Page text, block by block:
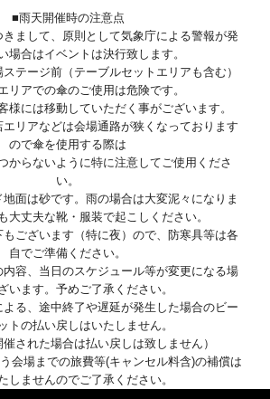
■雨天開催時の注意点
きまして、原則として気象庁による警報が発
場合はイベントは決行致します。
ステージ前（テーブルセットエリアも含む）
リアでの傘のご使用は危険です。
には移動していただく事がございます。
エリアなどは会場通路が狭くなっております
ので傘を使用する際は
からないように特に注意してご使用くださ
い。
地面は砂です。雨の場合は大変泥々になりま
大丈夫な靴・服装で起こしください。
もございます（特に夜）ので、防寒具等は各
自でご準備ください。
内容、当日のスケジュール等が変更になる場
います。予めご了承ください。
よる、途中終了や遅延が発生した場合のビー
トの払い戻しはいたしません。
された場合は払い戻しは致しません）
会場までの旅費等(キャンセル料含)の補償は
しませんのでご了承ください。